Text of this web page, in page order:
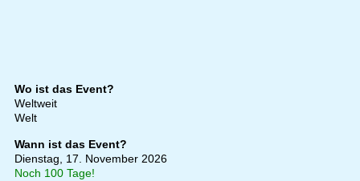
Wo ist das Event?
Weltweit
Welt
Wann ist das Event?
Dienstag, 17. November 2026
Noch 100 Tage!